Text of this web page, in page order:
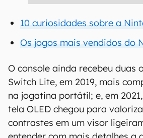
10 curiosidades sobre a
Os jogos mais vendidos do
O console ainda recebeu duas
Switch Lite, em 2019, mais
na jogatina portátil; e, em
tela OLED chegou para
contrastes em um visor